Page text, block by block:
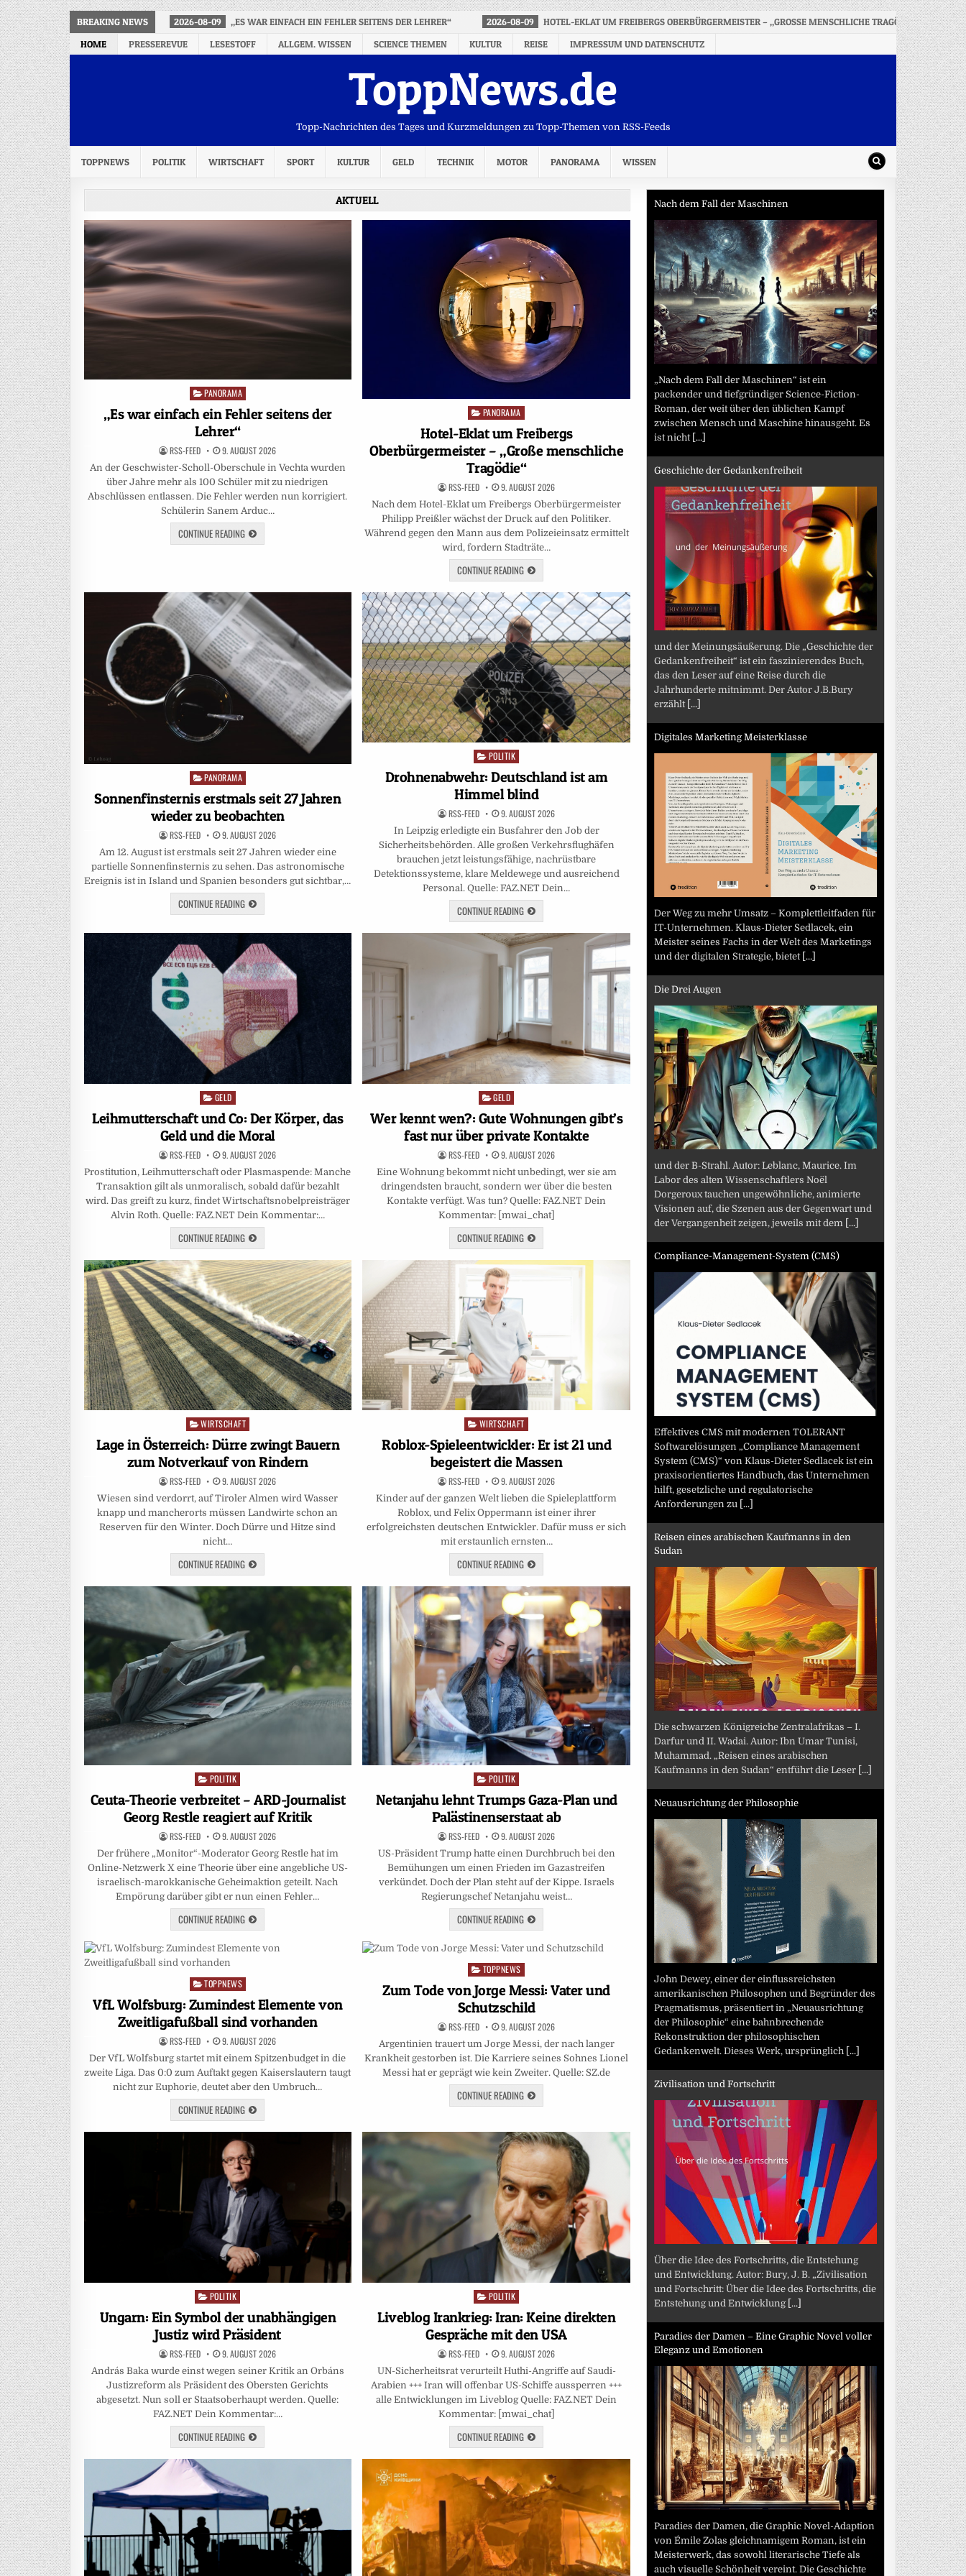
BREAKING NEWS 2026-08-09 „ES WAR EINFACH EIN FEHLER SEITENS DER LEHRER“ 2026-08-09 HOTEL-EKLAT UM FREIBERGS OBERBÜRGERMEISTER – „GROSSE MENSCHLICHE TRAGÖDIE“
HOME
PRESSEREVUE LESESTOFF ALLGEM. WISSEN SCIENCE THEMEN KULTUR REISE IMPRESSUM UND DATENSCHUTZ
ToppNews.de
Topp-Nachrichten des Tages und Kurzmeldungen zu Topp-Themen von RSS-Feeds
TOPPNEWS POLITIK WIRTSCHAFT SPORT KULTUR GELD TECHNIK MOTOR PANORAMA WISSEN
AKTUELL
Posted
in
PANORAMA
„Es war einfach ein Fehler seitens der
Lehrer“
RSS-FEED 9. AUGUST 2026
An der Geschwister-Scholl-Oberschule in Vechta wurden
über Jahre mehr als 100 Schüler mit zu niedrigen
Abschlüssen entlassen. Die Fehler werden nun korrigiert.
Schülerin Sanem Arduc…
CONTINUE READING
Posted
in
PANORAMA
Hotel-Eklat um Freibergs
Oberbürgermeister – „Große menschliche
Tragödie“
RSS-FEED 9. AUGUST 2026
Nach dem Hotel-Eklat um Freibergs Oberbürgermeister
Philipp Preißler wächst der Druck auf den Politiker.
Während gegen den Mann aus dem Polizeieinsatz ermittelt
wird, fordern Stadträte…
CONTINUE READING
Posted
in
PANORAMA
Sonnenfinsternis erstmals seit 27 Jahren
wieder zu beobachten
RSS-FEED 9. AUGUST 2026
Am 12. August ist erstmals seit 27 Jahren wieder eine
partielle Sonnenfinsternis zu sehen. Das astronomische
Ereignis ist in Island und Spanien besonders gut sichtbar,…
CONTINUE READING
Posted
in
POLITIK
Drohnenabwehr: Deutschland ist am
Himmel blind
RSS-FEED 9. AUGUST 2026
In Leipzig erledigte ein Busfahrer den Job der
Sicherheitsbehörden. Alle großen Verkehrsflughäfen
brauchen jetzt leistungsfähige, nachrüstbare
Detektionssysteme, klare Meldewege und ausreichend
Personal. Quelle: FAZ.NET Dein…
CONTINUE READING
Posted
GELD
Leihmutterschaft und Co: Der Körper, das
Geld und die Moral
RSS-FEED 9. AUGUST 2026
Prostitution, Leihmutterschaft oder Plasmaspende: Manche
Transaktion gilt als unmoralisch, sobald dafür bezahlt
wird. Das greift zu kurz, findet Wirtschaftsnobelpreisträger
Alvin Roth. Quelle: FAZ.NET Dein Kommentar:…
CONTINUE READING
Posted
in
GELD
Wer kennt wen?: Gute Wohnungen gibt’s
fast nur über private Kontakte
RSS-FEED 9. AUGUST 2026
Eine Wohnung bekommt nicht unbedingt, wer sie am
dringendsten braucht, sondern wer über die besten
Kontakte verfügt. Was tun? Quelle: FAZ.NET Dein
Kommentar: [mwai_chat]
CONTINUE READING
Posted
in
WIRTSCHAFT
Lage in Österreich: Dürre zwingt Bauern
zum Notverkauf von Rindern
RSS-FEED 9. AUGUST 2026
Wiesen sind verdorrt, auf Tiroler Almen wird Wasser
knapp und mancherorts müssen Landwirte schon an
Reserven für den Winter. Doch Dürre und Hitze sind
nicht…
CONTINUE READING
Posted
WIRTSCHAFT
Roblox-Spieleentwickler: Er ist 21 und
begeistert die Massen
RSS-FEED 9. AUGUST 2026
Kinder auf der ganzen Welt lieben die Spieleplattform
Roblox, und Felix Oppermann ist einer ihrer
erfolgreichsten deutschen Entwickler. Dafür muss er sich
mit erstaunlich ernsten…
CONTINUE READING
Posted
in
POLITIK
Ceuta-Theorie verbreitet – ARD-Journalist
Georg Restle reagiert auf Kritik
RSS-FEED 9. AUGUST 2026
Der frühere „Monitor“-Moderator Georg Restle hat im
Online-Netzwerk X eine Theorie über eine angebliche US-
israelisch-marokkanische Geheimaktion geteilt. Nach
Empörung darüber gibt er nun einen Fehler…
CONTINUE READING
Posted
in
POLITIK
Netanjahu lehnt Trumps Gaza-Plan und
Palästinenserstaat ab
RSS-FEED 9. AUGUST 2026
US-Präsident Trump hatte einen Durchbruch bei den
Bemühungen um einen Frieden im Gazastreifen
verkündet. Doch der Plan steht auf der Kippe. Israels
Regierungschef Netanjahu weist…
CONTINUE READING
Posted
in
TOPPNEWS
VfL Wolfsburg: Zumindest Elemente von
Zweitligafußball sind vorhanden
RSS-FEED 9. AUGUST 2026
Der VfL Wolfsburg startet mit einem Spitzenbudget in die
zweite Liga. Das 0:0 zum Auftakt gegen Kaiserslautern taugt
nicht zur Euphorie, deutet aber den Umbruch…
CONTINUE READING
Posted
in
TOPPNEWS
Zum Tode von Jorge Messi: Vater und
Schutzschild
RSS-FEED 9. AUGUST 2026
Argentinien trauert um Jorge Messi, der nach langer
Krankheit gestorben ist. Die Karriere seines Sohnes Lionel
Messi hat er geprägt wie kein Zweiter. Quelle: SZ.de
CONTINUE READING
Posted
in
POLITIK
Ungarn: Ein Symbol der unabhängigen
Justiz wird Präsident
RSS-FEED 9. AUGUST 2026
András Baka wurde einst wegen seiner Kritik an Orbáns
Justizreform als Präsident des Obersten Gerichts
abgesetzt. Nun soll er Staatsoberhaupt werden. Quelle:
FAZ.NET Dein Kommentar:…
CONTINUE READING
Posted
in
POLITIK
Liveblog Irankrieg: Iran: Keine direkten
Gespräche mit den USA
RSS-FEED 9. AUGUST 2026
UN-Sicherheitsrat verurteilt Huthi-Angriffe auf Saudi-
Arabien +++ Iran will offenbar US-Schiffe aussperren +++
alle Entwicklungen im Liveblog Quelle: FAZ.NET Dein
Kommentar: [mwai_chat]
CONTINUE READING
Nach dem Fall der Maschinen
„Nach dem Fall der Maschinen“ ist ein
packender und tiefgründiger Science-Fiction-
Roman, der weit über den üblichen Kampf
zwischen Mensch und Maschine hinausgeht. Es
ist nicht [...]
Geschichte der Gedankenfreiheit
und der Meinungsäußerung. Die „Geschichte der
Gedankenfreiheit“ ist ein faszinierendes Buch,
das den Leser auf eine Reise durch die
Jahrhunderte mitnimmt. Der Autor J.B.Bury
erzählt [...]
Digitales Marketing Meisterklasse
Der Weg zu mehr Umsatz – Komplettleitfaden für
IT-Unternehmen. Klaus-Dieter Sedlacek, ein
Meister seines Fachs in der Welt des Marketings
und der digitalen Strategie, bietet [...]
Die Drei Augen
und der B-Strahl. Autor: Leblanc, Maurice. Im
Labor des alten Wissenschaftlers Noël
Dorgeroux tauchen ungewöhnliche, animierte
Visionen auf, die Szenen aus der Gegenwart und
der Vergangenheit zeigen, jeweils mit dem [...]
Compliance-Management-System (CMS)
Effektives CMS mit modernen TOLERANT
Softwarelösungen „Compliance Management
System (CMS)“ von Klaus-Dieter Sedlacek ist ein
praxisorientiertes Handbuch, das Unternehmen
hilft, gesetzliche und regulatorische
Anforderungen zu [...]
Reisen eines arabischen Kaufmanns in den
Sudan
Die schwarzen Königreiche Zentralafrikas – I.
Darfur und II. Wadai. Autor: Ibn Umar Tunisi,
Muhammad. „Reisen eines arabischen
Kaufmanns in den Sudan“ entführt die Leser [...]
Neuausrichtung der Philosophie
John Dewey, einer der einflussreichsten
amerikanischen Philosophen und Begründer des
Pragmatismus, präsentiert in „Neuausrichtung
der Philosophie“ eine bahnbrechende
Rekonstruktion der philosophischen
Gedankenwelt. Dieses Werk, ursprünglich [...]
Zivilisation und Fortschritt
Über die Idee des Fortschritts, die Entstehung
und Entwicklung. Autor: Bury, J. B. „Zivilisation
und Fortschritt: Über die Idee des Fortschritts, die
Entstehung und Entwicklung [...]
Paradies der Damen – Eine Graphic Novel voller
Eleganz und Emotionen
Paradies der Damen, die Graphic Novel-Adaption
von Émile Zolas gleichnamigem Roman, ist ein
Meisterwerk, das sowohl literarische Tiefe als
auch visuelle Schönheit vereint. Die Geschichte